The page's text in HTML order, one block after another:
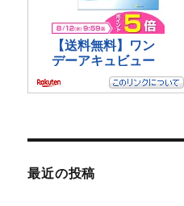
最近の投稿